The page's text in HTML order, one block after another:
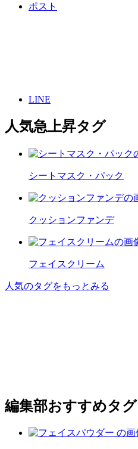
ポスト
LINE
人気急上昇タグ
シートマスク・パック
クッションファンデ
フェイスクリーム
人気のタグをもっとみる
編集部おすすめタグ